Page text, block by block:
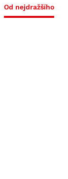
Od nejdražšího